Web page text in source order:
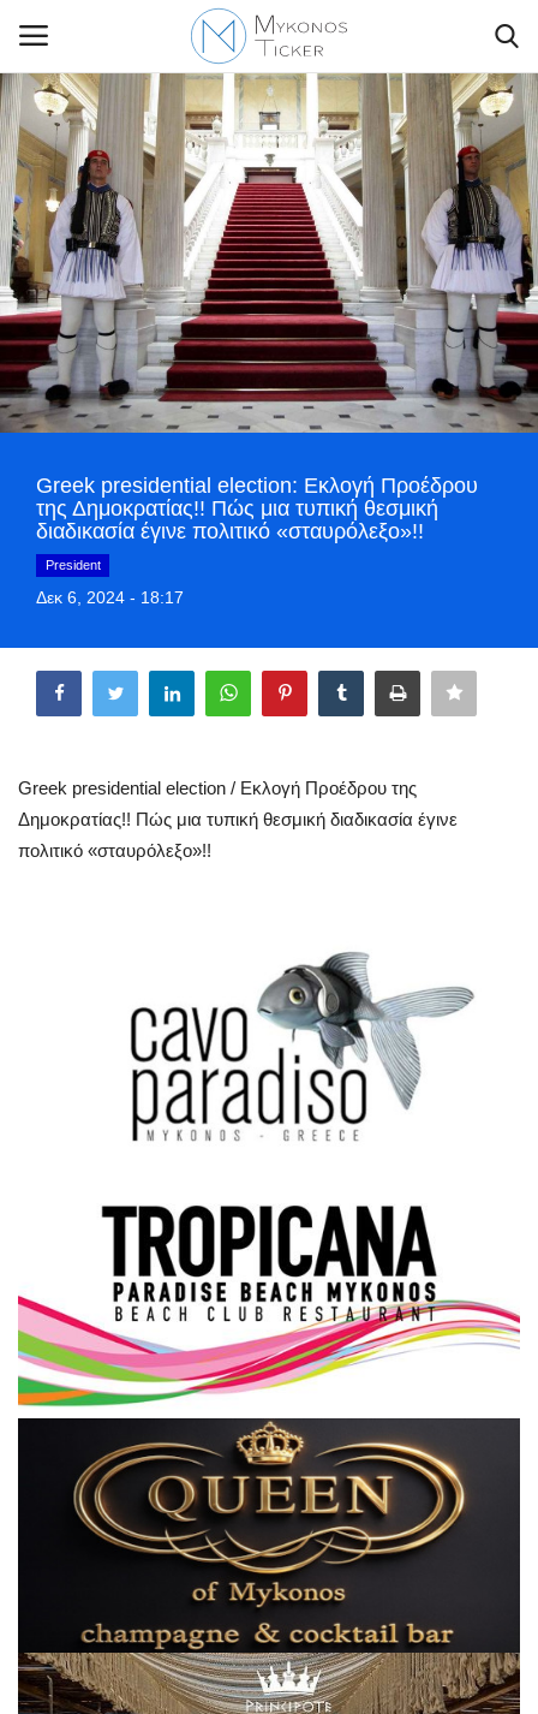
Contact Us
Politique
Business
Travel
World
Style Adorés
Greece
Arts & Culture
Science & Tech
Σεβασμιώτατος Δωρόθεος Β’
Cost Of Living Crisis
Opinion + Analysis
L’Art des Sens
Local Elections 2023
Elections 2023
Greek presidential election: Εκλογή Προέδρου
της Δημοκρατίας!! Πώς μια τυπική θεσμική
διαδικασία έγινε πολιτικό «σταυρόλεξο»!!
President
Δεκ 6, 2024 - 18:17
Greek presidential election / Εκλογή Προέδρου της
Δημοκρατίας!! Πώς μια τυπική θεσμική διαδικασία έγινε
πολιτικό «σταυρόλεξο»!!